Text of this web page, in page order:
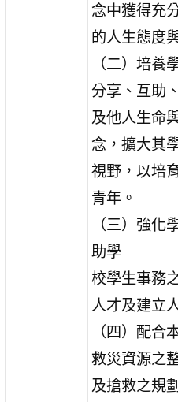
念中獲得充
的人生態度
（二）培養
分享、互助
及他人生命
念，擴大其
視野，以培
青年。
（三）強化
助學
校學生事務
人才及建立
（四）配合
救災資源之
及搶救之規